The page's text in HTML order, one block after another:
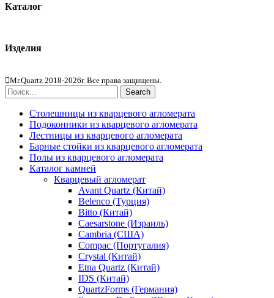
Каталог
Изделия
Mr.Quartz 2018-2026г. Все права защищены.
Search
Столешницы из кварцевого агломерата
Подоконники из кварцевого агломерата
Лестницы из кварцевого агломерата
Барные стойки из кварцевого агломерата
Полы из кварцевого агломерата
Каталог камней
Кварцевый агломерат
Avant Quartz (Китай)
Belenco (Турция)
Bitto (Китай)
Caesarstone (Израиль)
Cambria (США)
Compac (Португалия)
Crystal (Китай)
Etna Quartz (Китай)
IDS (Китай)
QuartzForms (Германия)